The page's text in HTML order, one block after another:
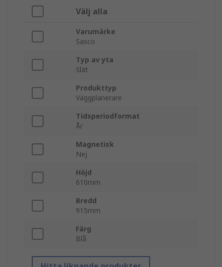
Välj alla
Varumärke
Sasco
Typ av yta
Slät
Produkttyp
Väggplanerare
Tidsperiodformat
År
Magnetisk
Nej
Höjd
610mm
Bredd
915mm
Färg
Blå